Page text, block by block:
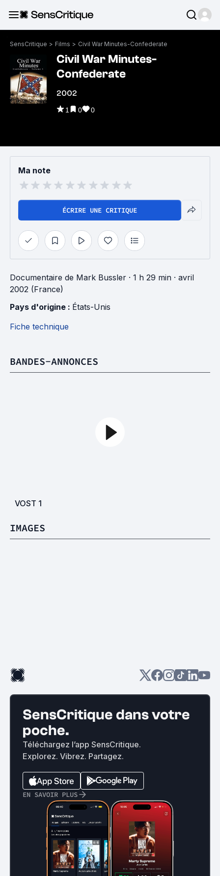
SensCritique > Films > Civil War Minutes-Confederate
Civil War Minutes-
Confederate
2002
1 0 0
Ma note
ÉCRIRE UNE CRITIQUE
Documentaire de Mark Bussler · 1 h 29 min · avril
2002 (France)
Pays d'origine : États-Unis
Fiche technique
BANDES-ANNONCES
VOST 1
IMAGES
SensCritique dans votre
poche.
Téléchargez l’app SensCritique.
Explorez. Vibrez. Partagez.
EN SAVOIR PLUS